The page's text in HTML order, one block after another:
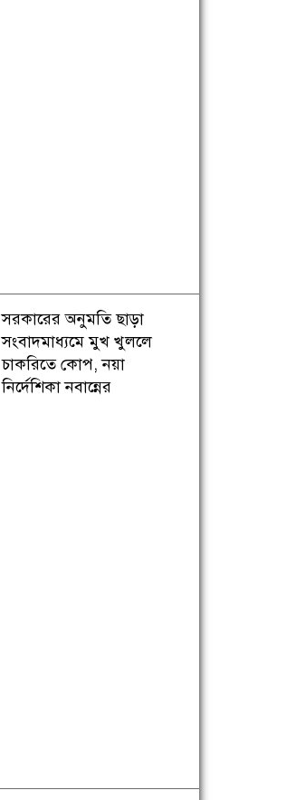
সরকারের অনুমতি ছাড়া
সংবাদমাধ্যমে মুখ খুললে
চাকরিতে কোপ, নয়া
নির্দেশিকা নবান্নের